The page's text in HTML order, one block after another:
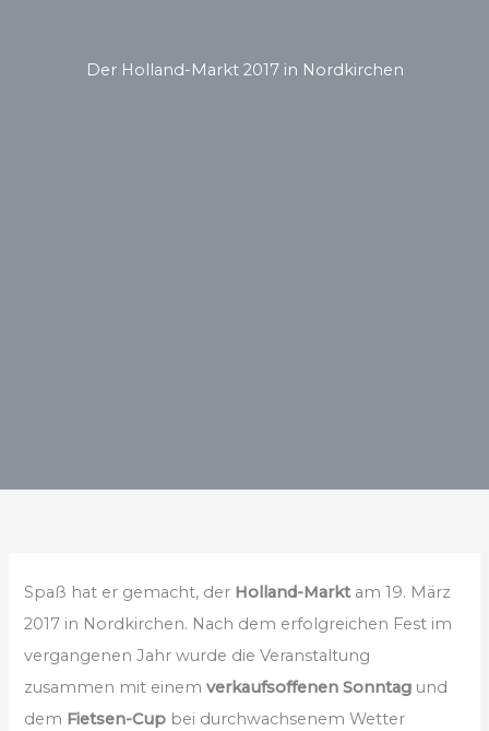
Der Holland-Markt 2017 in Nordkirchen
Spaß hat er gemacht, der Holland-Marktam 19. März
2017 in Nordkirchen. Nach dem erfolgreichen Fest im
vergangenen Jahr wurde die Veranstaltung
zusammen mit einemverkaufsoffenen Sonntag und
dem Fietsen-Cup bei durchwachsenem Wetter